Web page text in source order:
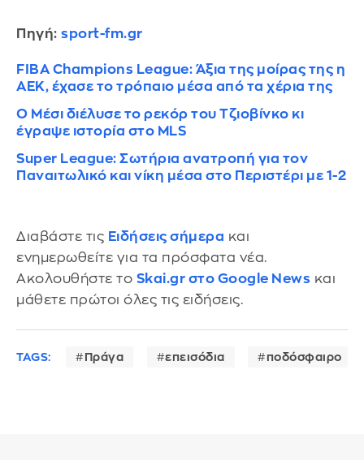
Πηγή: sport-fm.gr
FIBA Champions League: Άξια της μοίρας της η
ΑΕΚ, έχασε το τρόπαιο μέσα από τα χέρια της
Ο Μέσι διέλυσε το ρεκόρ του Τζιοβίνκο κι
έγραψε ιστορία στο MLS
Super League: Σωτήρια ανατροπή για τον
Παναιτωλικό και νίκη μέσα στο Περιστέρι με 1-2
Διαβάστε τις Ειδήσεις σήμερα και
ενημερωθείτε για τα πρόσφατα νέα.
Ακολουθήστε το Skai.gr στο Google News και
μάθετε πρώτοι όλες τις ειδήσεις.
TAGS: Πράγα επεισόδια ποδόσφαιρο